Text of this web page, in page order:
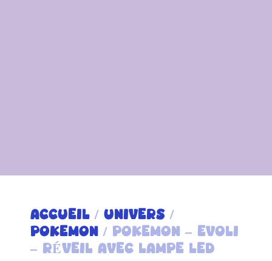
ACCUEIL/ UNIVERS/
POKEMON/ POKEMON – EVOLI
– RÉVEIL AVEC LAMPE LED